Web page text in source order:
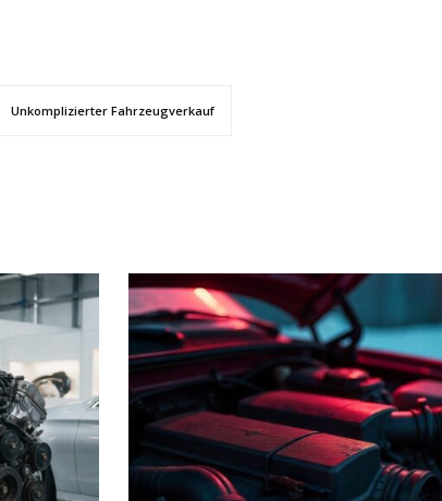
Unkomplizierter Fahrzeugverkauf